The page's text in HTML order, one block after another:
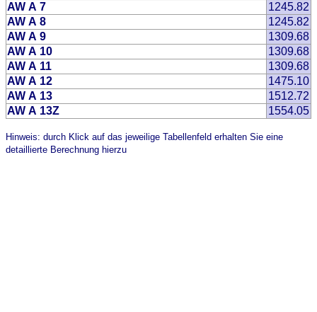
AW A 7
1245.82
AW A 8
1245.82
AW A 9
1309.68
AW A 10
1309.68
AW A 11
1309.68
AW A 12
1475.10
AW A 13
1512.72
AW A 13Z
1554.05
Hinweis: durch Klick auf das jeweilige Tabellenfeld erhalten Sie eine
detaillierte Berechnung hierzu